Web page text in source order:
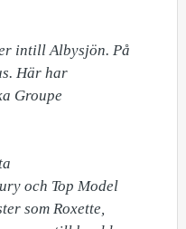
intill Albysjön. På
Här har
Groupe
och Top Model
som Roxette,